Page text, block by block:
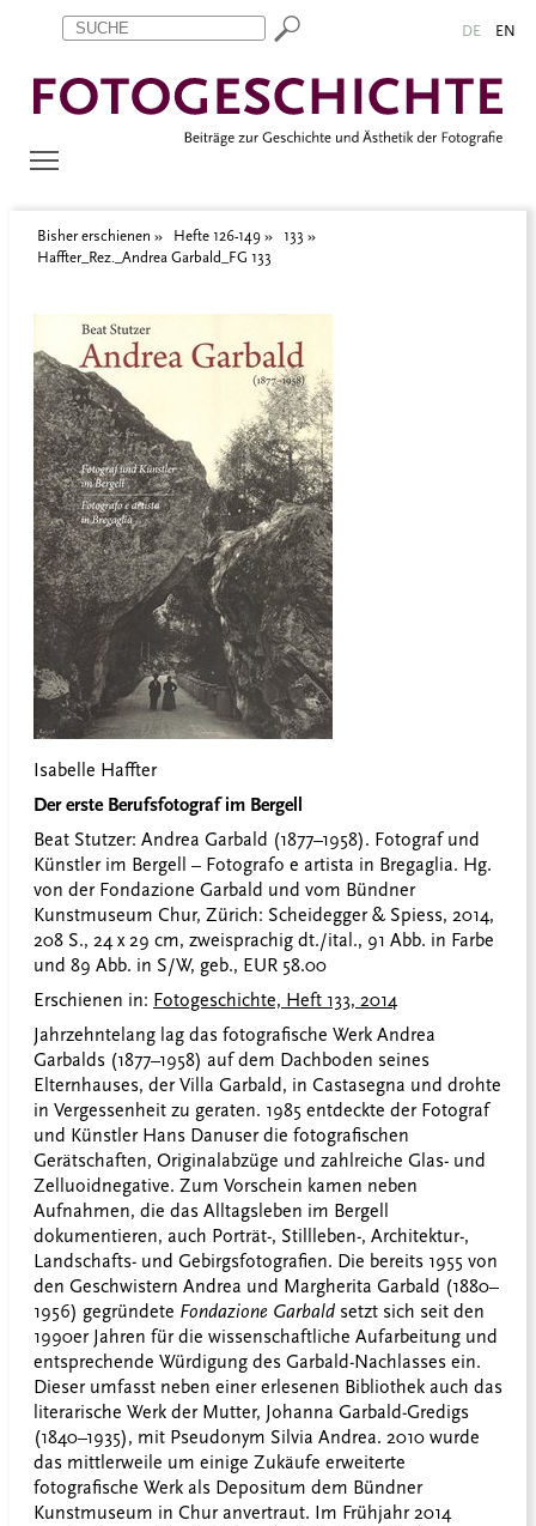
Zum Inhalt springen
Aktuelle Seite: Haffter_Rez._Andrea Garbald_FG 133 DE EN
Bisher erschienen Hefte 126-149
133
Haffter_Rez._Andrea Garbald_FG 133
Isabelle Haffter
Der erste Berufsfotograf im Bergell
Beat Stutzer: Andrea Garbald (1877–1958). Fotograf und
Künstler im Bergell – Fotografo e artista in Bregaglia. Hg.
von der Fondazione Garbald und vom Bündner
Kunstmuseum Chur, Zürich: Scheidegger & Spiess, 2014,
208 S., 24 x 29 cm, zweisprachig dt./ital., 91 Abb. in Farbe
und 89 Abb. in S/W, geb., EUR 58.00
Erschienen in: Fotogeschichte, Heft 133, 2014
Jahrzehntelang lag das fotografische Werk Andrea
Garbalds (1877–1958) auf dem Dachboden seines
Elternhauses, der Villa Garbald, in Castasegna und drohte
in Vergessenheit zu geraten. 1985 entdeckte der Fotograf
und Künstler Hans Danuser die fotografischen
Gerätschaften, Originalabzüge und zahlreiche Glas- und
Zelluoidnegative. Zum Vorschein kamen neben
Aufnahmen, die das Alltagsleben im Bergell
dokumentieren, auch Porträt-, Stillleben-, Architektur-,
Landschafts- und Gebirgsfotografien. Die bereits 1955 von
den Geschwistern Andrea und Margherita Garbald (1880–
1956) gegründete Fondazione Garbald setzt sich seit den
1990er Jahren für die wissenschaftliche Aufarbeitung und
entsprechende Würdigung des Garbald-Nachlasses ein.
Dieser umfasst neben einer erlesenen Bibliothek auch das
literarische Werk der Mutter, Johanna Garbald-Gredigs
(1840–1935), mit Pseudonym Silvia Andrea. 2010 wurde
das mittlerweile um einige Zukäufe erweiterte
fotografische Werk als Depositum dem Bündner
Kunstmuseum in Chur anvertraut. Im Frühjahr 2014